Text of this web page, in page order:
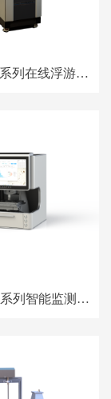
列在线浮游生
列智能监测系